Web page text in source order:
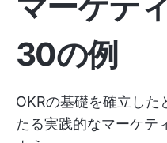
30の例
OKRの基礎を確立した
たる実践的なマーケテ